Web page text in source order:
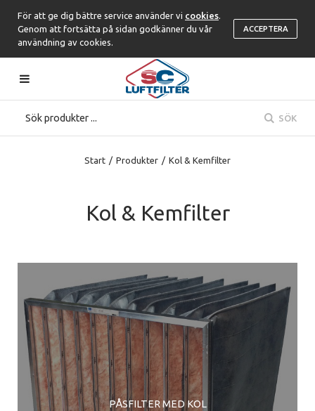
För att ge dig bättre service använder vi cookies
Genom att fortsätta på sidan godkänner du vår
användning av cookies.
ACCEPTERA
SÖK
Start / Produkter / Kol & Kemfilter
Kol & Kemfilter
PÅSFILTER MED KOL